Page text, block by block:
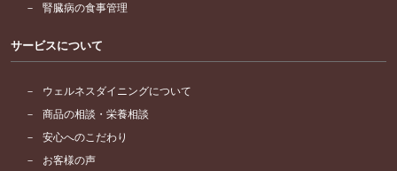
腎臓病の食事管理
サービスについて
ウェルネスダイニングについて
商品の相談・栄養相談
安心へのこだわり
お客様の声